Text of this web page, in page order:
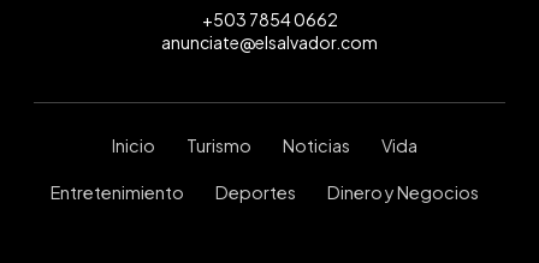
+503 7854 0662
anunciate@elsalvador.com
Inicio Turismo Noticias Vida
Entretenimiento Deportes Dinero y Negocios